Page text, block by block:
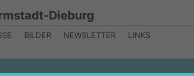
Dieburg
BILDER NEWSLETTER LINKS